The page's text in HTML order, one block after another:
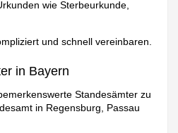
wie Sterbeurkunde,
und schnell vereinbaren.
in Bayern
Standesämter zu
in Regensburg, Passau